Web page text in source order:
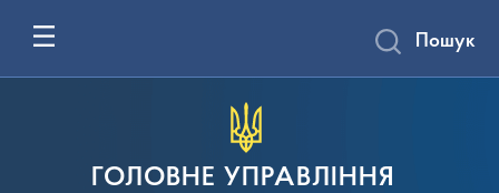
ГОЛОВНЕ УПРАВЛІННЯ
Пошук